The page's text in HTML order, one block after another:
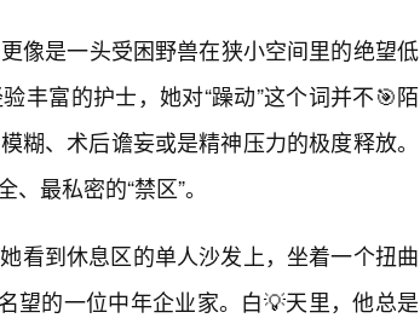
像是一头受困野兽在狭小空间里的绝望低
丰富的护士，她对“躁动”这个词并不🎯陌
糊、术后谵妄或是精神压力的极度释放。
最私密的“禁区”。
看到休息区的单人沙发上，坐着一个扭曲
望的一位中年企业家。白💡天里，他总是